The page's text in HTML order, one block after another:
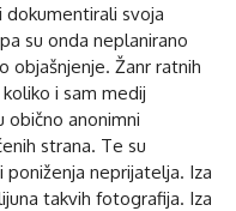
dokumentirali svoja
su onda neplanirano
objašnjenje. Žanr ratnih
i sam medij
obično anonimni
strana. Te su
neprijatelja. Iza
takvih fotografija. Iza